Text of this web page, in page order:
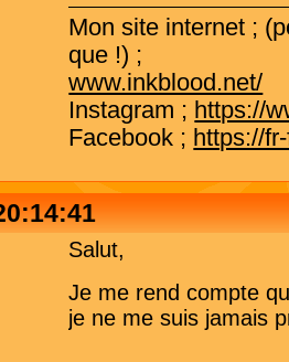
Mon site internet ;
que !) ;
www.inkblood.net/
Instagram ; https://
Facebook ; https://
Salut,
Je me rend compte
je ne me suis jamais